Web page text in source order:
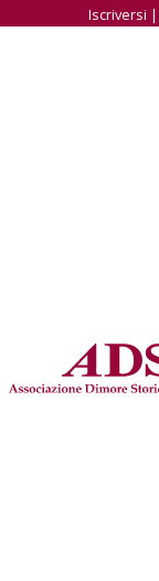
Iscriversi |